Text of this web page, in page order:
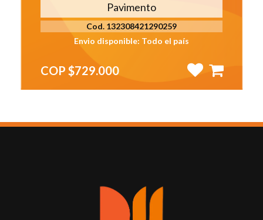
Pavimento
Cod. 132308421290259
Envio disponible: Todo el país
COP $729.000